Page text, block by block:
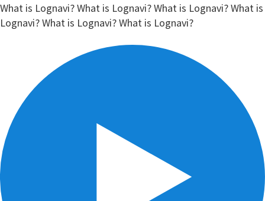
What is Lognavi?What is Lognavi?What is Lognavi?What is
Lognavi?What is Lognavi?What is Lognavi?